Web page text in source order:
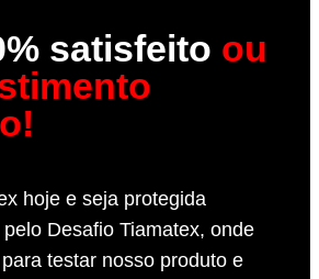
satisfeito ou
hoje e seja protegida
Desafio Tiamatex, onde
testar nosso produto e